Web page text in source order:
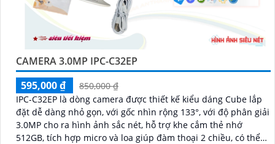
CAMERA 3.0MP IPC-C32EP
595,000 ₫
850,000 ₫
IPC-C32EP là dòng camera được thiết kế kiểu dáng Cube lắp
đặt dễ dàng nhỏ gọn, với gốc nhìn rộng 133°, với độ phân giải
3.0MP cho ra hình ảnh sắc nét, hỗ trợ khe cắm thẻ nhớ
512GB, tích hợp micro và loa giúp đàm thoại 2 chiều, có thể